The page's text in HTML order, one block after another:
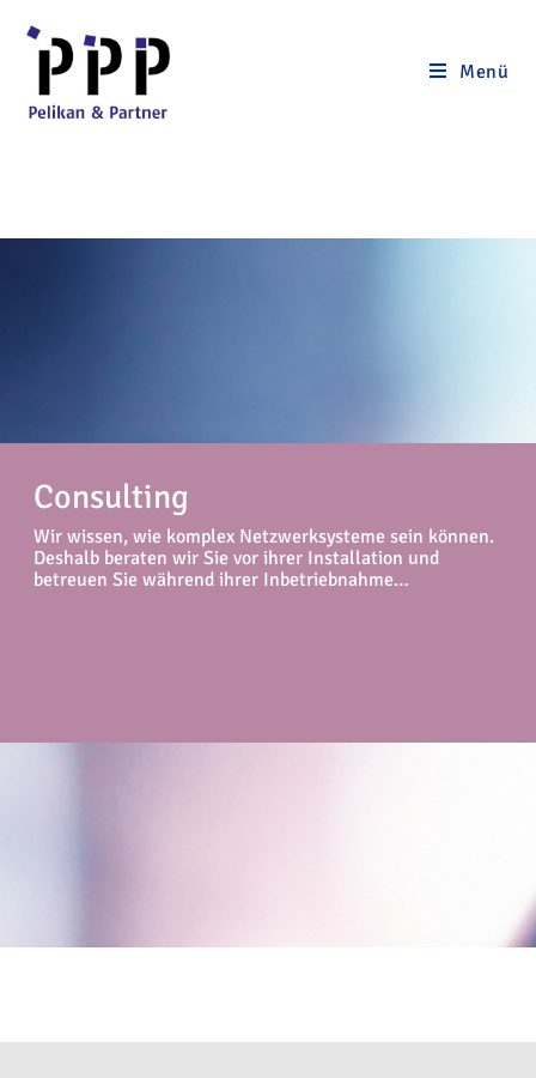
Menü
Consulting
Wir wissen, wie komplex Netzwerksysteme sein können.
Deshalb beraten wir Sie vor ihrer Installation und
betreuen Sie während ihrer Inbetriebnahme…